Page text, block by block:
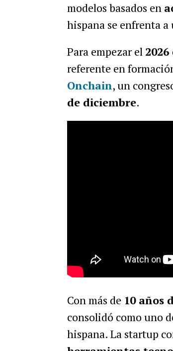
modelos basados en
hispana se enfrenta a
Para empezar el 2026
referente en
Onchain, un
de diciembre.
Con más de 10 años
consolidó como uno
hispana. La startup